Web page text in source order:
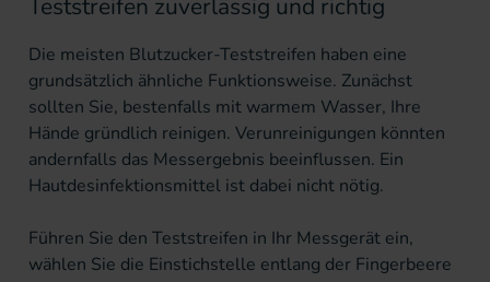
Teststreifen zuverlässig und richtig
Die meisten Blutzucker-Teststreifen haben eine
grundsätzlich ähnliche Funktionsweise. Zunächst
sollten Sie, bestenfalls mit warmem Wasser, Ihre
Hände gründlich reinigen. Verunreinigungen könnten
andernfalls das Messergebnis beeinflussen. Ein
Hautdesinfektionsmittel ist dabei nicht nötig.
Führen Sie den Teststreifen in Ihr Messgerät ein,
wählen Sie die Einstichstelle entlang der Fingerbeere